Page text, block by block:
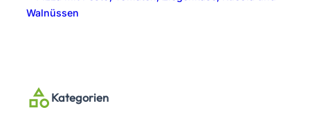
Walnüssen
Kategorien